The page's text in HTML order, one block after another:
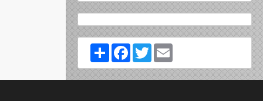
PartagerFacebookTwitter